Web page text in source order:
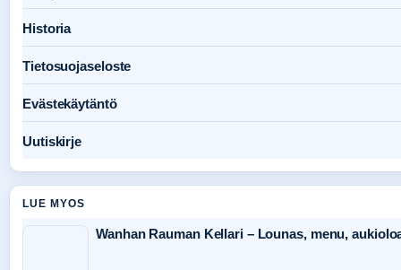
Historia
Tietosuojaseloste
Evästekäytäntö
Uutiskirje
LUE MYOS
Wanhan Rauman Kellari – Lounas, menu,